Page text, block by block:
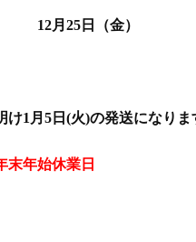
（金）
1月5日(火)の発送になりま
末年始休業日